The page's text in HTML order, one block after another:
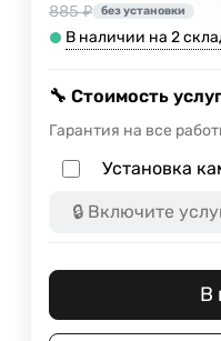
885 ₽ без установки
В наличии на 2
🔧 Стоимость услуг
Гарантия на все
Установка
В